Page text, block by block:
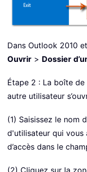
Dans Outlook 2010
Ouvrir > Dossier
Étape 2 : La boîte de
autre utilisateur
(1) Saisissez le nom
d'utilisateur qui vous
d’accès dans le
(2) Cliquez sur la